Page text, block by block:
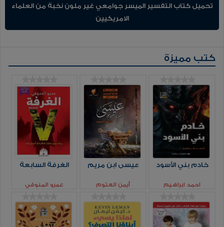
تحميل كتاب التفسير الميسر جوامعي غير ملون نخبة من العلماء
الامريكيين
كتب مميزة
خادم بني الأسود
احمد ابراهيم
عيسى ابن مريم
أيمن العتوم
الغرفة السابعة
عمرو المنوفي